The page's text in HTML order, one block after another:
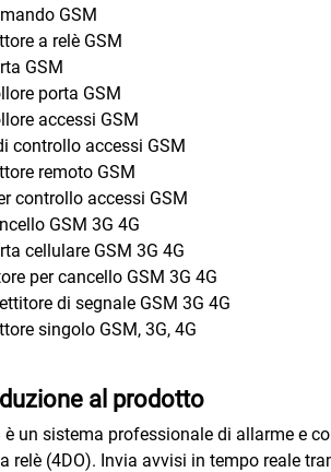
GSM
a relè GSM
GSM
porta GSM
accessi GSM
controllo accessi GSM
remoto GSM
controllo accessi GSM
GSM 3G 4G
cellulare GSM 3G 4G
per cancello GSM 3G 4G
di segnale GSM 3G 4G
singolo GSM, 3G, 4G
al prodotto
è un sistema professionale di allarme e
relè (4DO). Invia avvisi in tempo reale